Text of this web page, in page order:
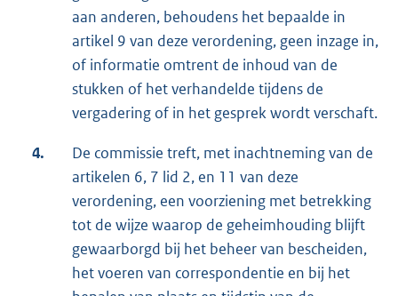
aan anderen, behoudens het bepaalde in
artikel 9 van deze verordening, geen inzage in,
of informatie omtrent de inhoud van de
stukken of het verhandelde tijdens de
vergadering of in het gesprek wordt verschaft.
4.
De commissie treft, met inachtneming van de
artikelen 6, 7 lid 2, en 11 van deze
verordening, een voorziening met betrekking
tot de wijze waarop de geheimhouding blijft
gewaarborgd bij het beheer van bescheiden,
het voeren van correspondentie en bij het